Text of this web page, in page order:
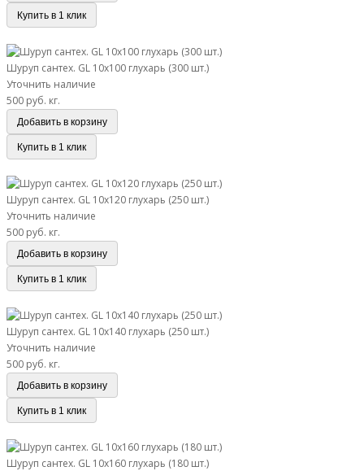
Купить в 1 клик
Шуруп сантех. GL 10х100 глухарь (300 шт.)
Уточнить наличие
500 руб. кг.
Добавить в корзину
Купить в 1 клик
Шуруп сантех. GL 10х120 глухарь (250 шт.)
Уточнить наличие
500 руб. кг.
Добавить в корзину
Купить в 1 клик
Шуруп сантех. GL 10х140 глухарь (250 шт.)
Уточнить наличие
500 руб. кг.
Добавить в корзину
Купить в 1 клик
Шуруп сантех. GL 10х160 глухарь (180 шт.)